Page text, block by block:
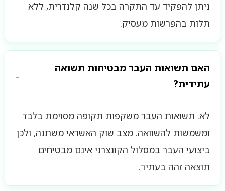
ניתן להפקיד עד התקרה בכל שנה קלנדרית, ללא
תלות בהפרשות מעסיק.
האם תשואות העבר מבטיחות תשואה
עתידית?
לא. תשואות העבר משקפות תקופה מסוימת בלבד
ומשמשות להשוואה. מצב שוק האשראי משתנה, ולכן
ביצועי העבר במסלול הקונצרני אינם מבטיחים
תוצאה זהה בעתיד.